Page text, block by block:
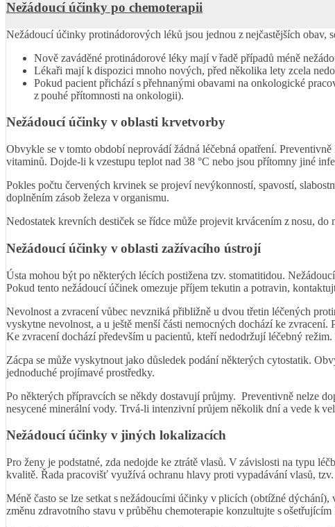
Nežádoucí účinky po chemoterapii
Nežádoucí účinky protinádorových léků jsou jednou z nejčastějších
Nově zaváděné protinádorové léky mají v řadě případů méně
Lékaři mají k dispozici mnoho nových, před několika lety zcela
Pokud pacient přichází s přehnanými obavami na onkologické
z pouhé přítomnosti na onkologii).
Nežádoucí účinky v oblasti krvetvorby
Obvykle se v tomto období neprovádí žádná léčebná opatření.
vitaminů. Dojde-li k vzestupu teplot nad 38 °C nebo jsou přítomny jiné
Pokles počtu červených krvinek se projeví nevýkonností, spavostí,
doplněním zásob železa v organismu.
Nedostatek krevních destiček se řídce může projevit krvácením z nosu,
Nežádoucí účinky v oblasti zažívacího ústrojí
Ústa mohou být po některých lécích postižena tzv. stomatitidou.
Pokud tento nežádoucí účinek omezuje příjem tekutin a potravin,
Nevolnost a zvracení vůbec nevzniká přibližně u dvou třetin léčených
vyskytne nevolnost, a u ještě menší části nemocných dochází ke
Ke zvracení dochází především u pacientů, kteří nedodržují léčebný
Zácpa se může vyskytnout jako důsledek podání některých cytostatik.
jednoduché projímavé prostředky.
Po některých přípravcích se někdy dostavují průjmy. Preventivně nelze
nesycené minerální vody. Trvá-li intenzivní průjem několik dní a vede k
Nežádoucí účinky v jiných lokalizacích
Pro ženy je podstatné, zda nedojde ke ztrátě vlasů. V závislosti na typu
kvalitě. Řada pracovišť využívá ochranu hlavy proti vypadávání vlasů,
Méně často se lze setkat s nežádoucími účinky v plicích (obtížné
změnu zdravotního stavu v průběhu chemoterapie konzultujte s ošetřujícím